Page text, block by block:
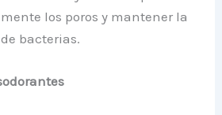
los poros y mantener la
bacterias.